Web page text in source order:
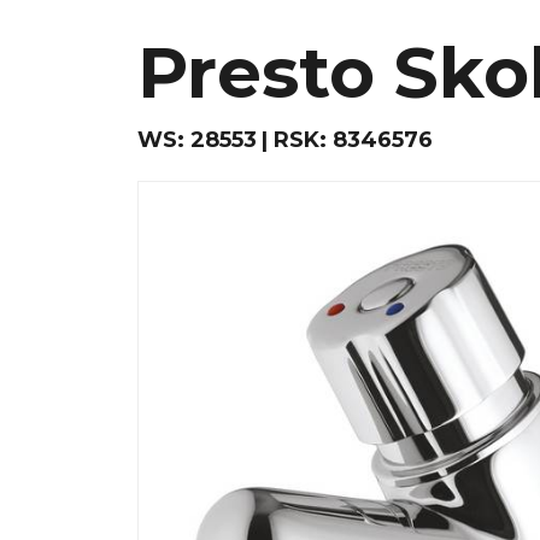
Presto
WS: 28553 RSK: 8346576